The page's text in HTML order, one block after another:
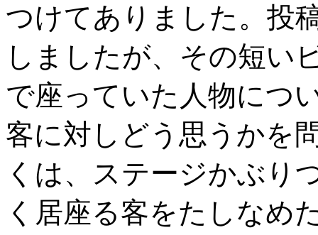
つけてありました。投
しましたが、その短い
で座っていた人物につ
客に対しどう思うかを
くは、ステージかぶり
く居座る客をたしなめ